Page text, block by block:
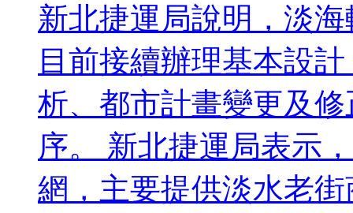
新北捷運局說明，淡
目前接續辦理基本設
析、都市計畫變更及
序。 新北捷運局表示
網，主要提供淡水老